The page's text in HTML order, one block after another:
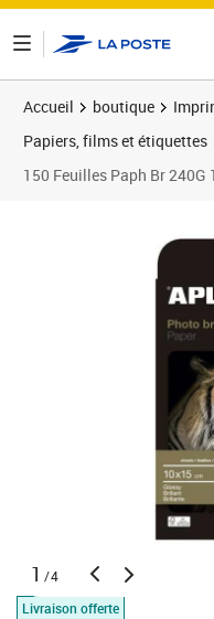
Accueil boutique
Papiers, films et étiquettes
150 Feuilles Paph Br 240G
1 /4
Livraison offerte